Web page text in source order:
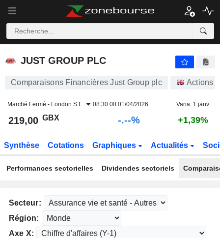
JUST GROUP PLC 219,00 p -
JUST GROUP PLC
Comparaisons Financières Just Group plc Actions
Marché Fermé - London S.E. 08:30:00 01/04/2026 Varia. 1 janv.
219,00 GBX -.--% +1,39%
Synthèse Cotations Graphiques Actualités
Performances sectorielles Dividendes sectoriels
Secteur:
Région:
Axe X: